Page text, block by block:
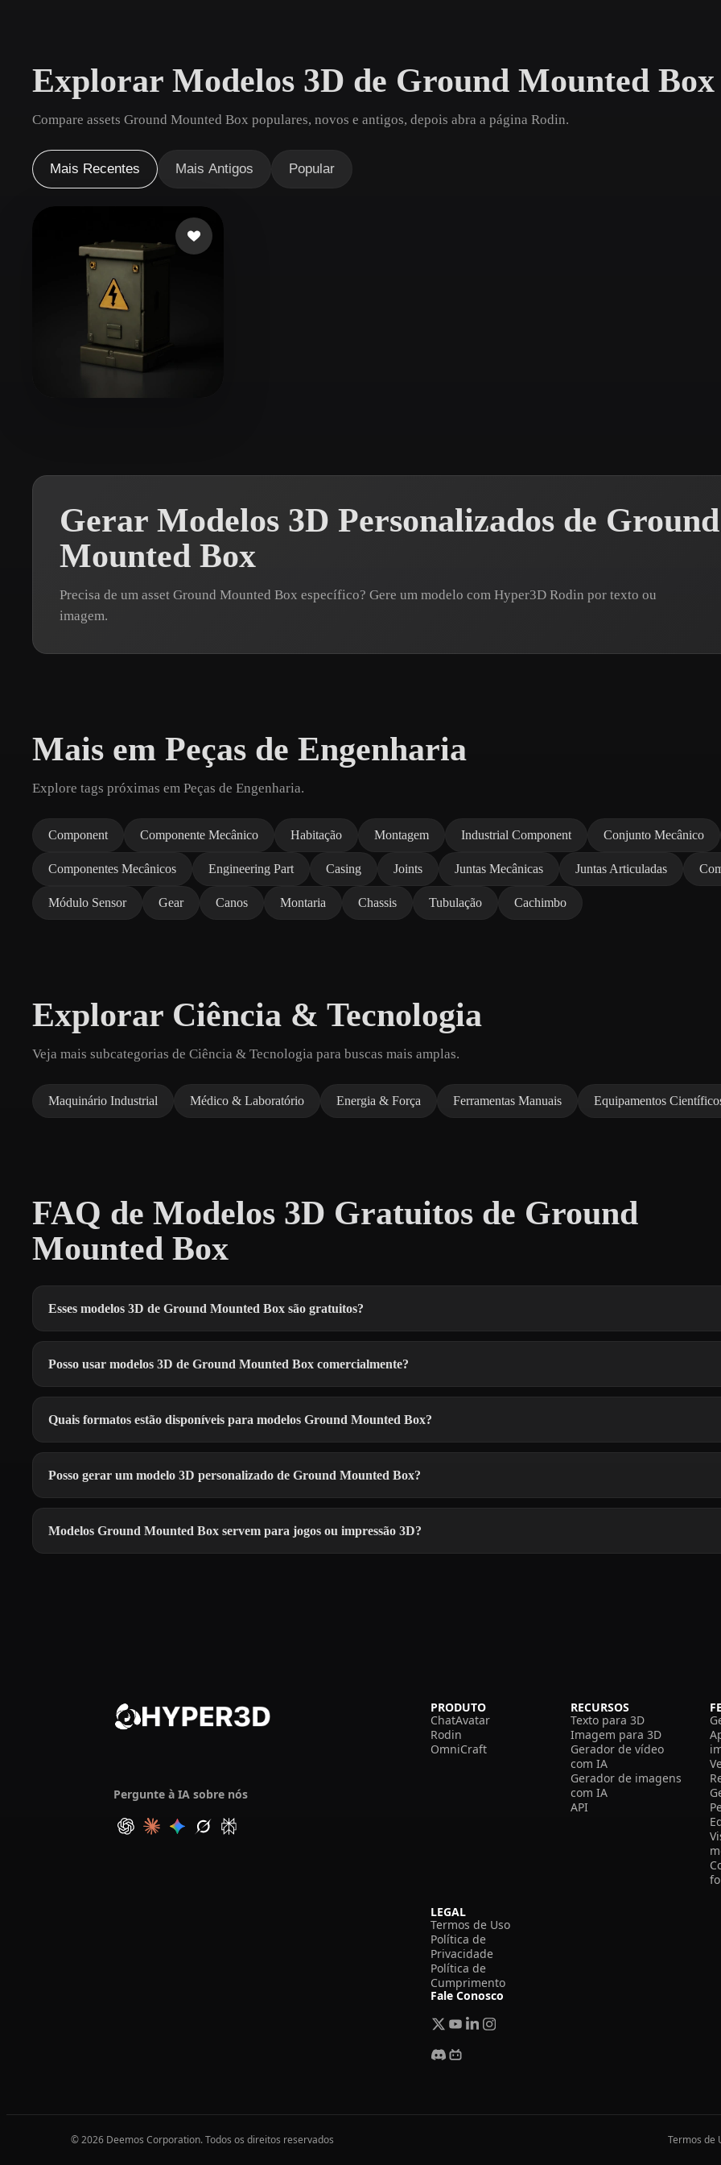
NFT Creation E-commerce VR/AR
Design
Plug-Ins
Blender Unity Unreal Godot
Explorar Modelos 3D de Ground Mounted Box
Compare assets Ground Mounted Box populares, novos e antigos, depois abra a página Rodin.
Mais Recentes Mais Antigos Popular
Gerar Modelos 3D Personalizados de Ground
Mounted Box
Precisa de um asset Ground Mounted Box específico? Gere um modelo com Hyper3D Rodin por texto ou
imagem.
Mais em Peças de Engenharia
Explore tags próximas em Peças de Engenharia.
Component Componente Mecânico Habitação Montagem Industrial Component Conjunto Mecânico
Componentes Mecânicos Engineering Part Casing Joints Juntas Mecânicas Juntas Articuladas
Módulo Sensor Gear Canos Montaria Chassis Tubulação Cachimbo
Explorar Ciência & Tecnologia
Veja mais subcategorias de Ciência & Tecnologia para buscas mais amplas.
Maquinário Industrial Médico & Laboratório Energia & Força Ferramentas Manuais Equipamentos
FAQ de Modelos 3D Gratuitos de Ground
Mounted Box
Esses modelos 3D de Ground Mounted Box são gratuitos?
Posso usar modelos 3D de Ground Mounted Box comercialmente?
Quais formatos estão disponíveis para modelos Ground Mounted Box?
Posso gerar um modelo 3D personalizado de Ground Mounted Box?
Modelos Ground Mounted Box servem para jogos ou impressão 3D?
Pergunte à IA sobre nós
PRODUTO
ChatAvatar
Rodin
OmniCraft
RECURSOS
Texto para 3D
Imagem para 3D
Gerador de vídeo
com IA
Gerador de imagens
com IA
API
LEGAL
Termos de Uso
Política de
Privacidade
Política de
Cumprimento
Fale Conosco
© 2026 Deemos Corporation. Todos os direitos reservados Termos de